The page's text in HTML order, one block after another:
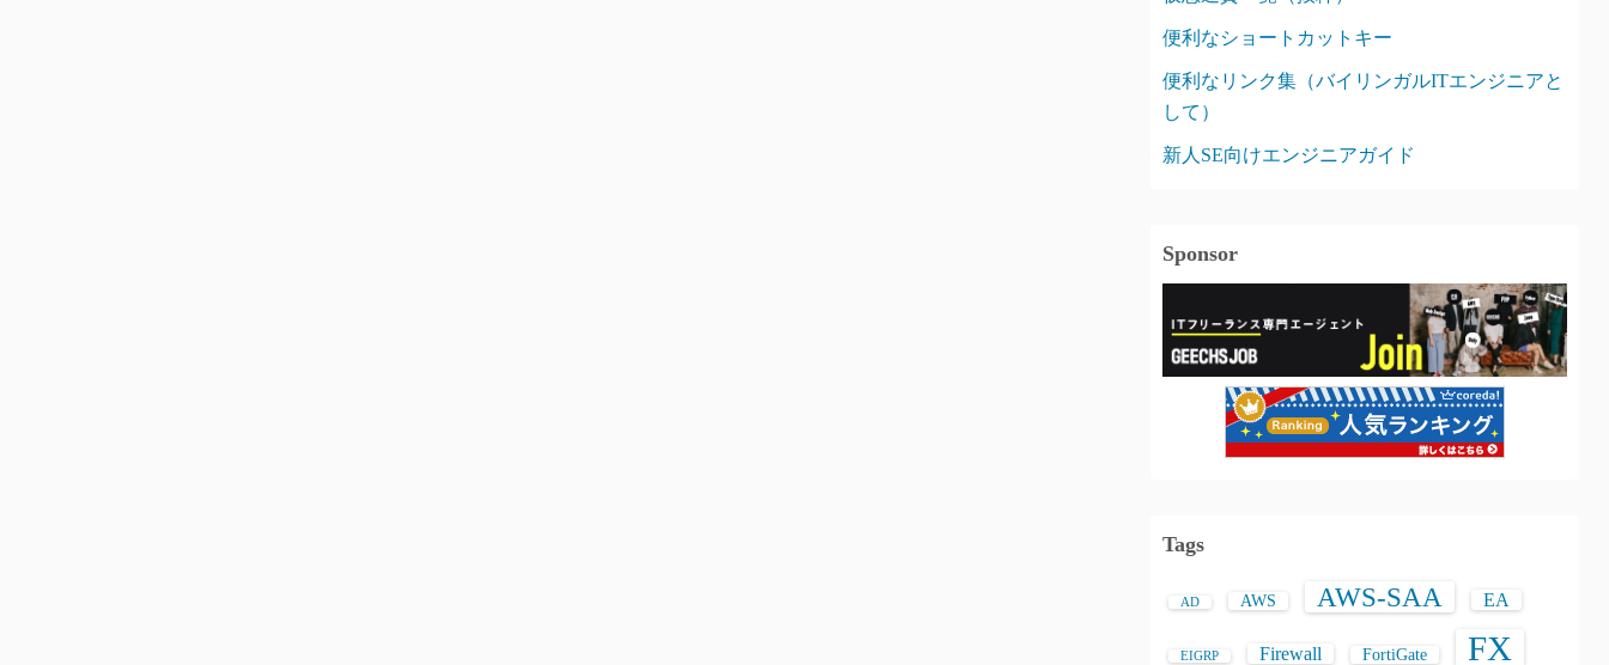
便利なショートカットキー
便利なリンク集（バイリンガルITエンジニアと
して）
新人SE向けエンジニアガイド
Sponsor
Tags
AD AWS AWS-SAA EA
EIGRP Firewall FortiGate FX